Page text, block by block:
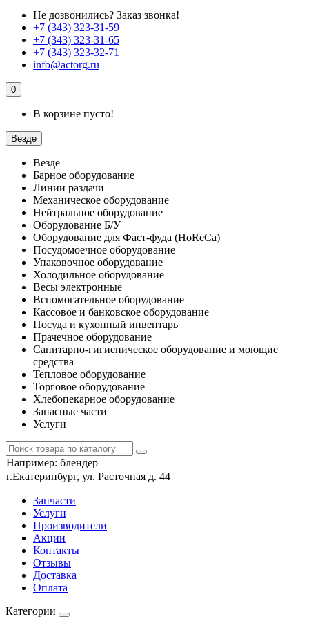
Не дозвонились? Заказ звонка!
+7 (343) 323-31-59
+7 (343) 323-31-65
+7 (343) 323-32-71
info@actorg.ru
0
В корзине пусто!
Везде
Везде
Барное оборудование
Линии раздачи
Механическое оборудование
Нейтральное оборудование
Оборудование Б/У
Оборудование для Фаст-фуда (HoReCa)
Посудомоечное оборудование
Упаковочное оборудование
Холодильное оборудование
Весы электронные
Вспомогательное оборудование
Кассовое и банковское оборудование
Посуда и кухонный инвентарь
Прачечное оборудование
Санитарно-гигиеническое оборудование и моющие
средства
Тепловое оборудование
Торговое оборудование
Хлебопекарное оборудование
Запасные части
Услуги
Например: блендер
г.Екатеринбург, ул. Расточная д. 44
Запчасти
Услуги
Производители
Акции
Контакты
Отзывы
Доставка
Оплата
Категории